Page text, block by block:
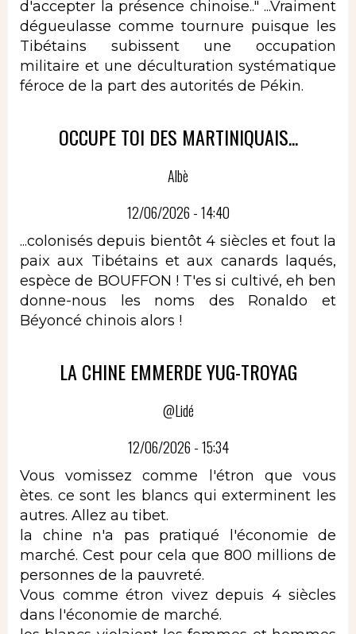
d'accepter la présence chinoise.." ...Vraiment
dégueulasse comme tournure puisque les
Tibétains subissent une occupation
militaire et une déculturation systématique
féroce de la part des autorités de Pékin.
OCCUPE TOI DES MARTINIQUAIS...
Albè
12/06/2026 - 14:40
...colonisés depuis bientôt 4 siècles et fout la
paix aux Tibétains et aux canards laqués,
espèce de BOUFFON ! T'es si cultivé, eh ben
donne-nous les noms des Ronaldo et
Béyoncé chinois alors !
LA CHINE EMMERDE YUG-TROYAG
@Lidé
12/06/2026 - 15:34
Vous vomissez comme l'étron que vous
ètes. ce sont les blancs qui exterminent les
autres. Allez au tibet.
la chine n'a pas pratiqué l'économie de
marché. Cest pour cela que 800 millions de
personnes de la pauvreté.
Vous comme étron vivez depuis 4 siècles
dans l'économie de marché.